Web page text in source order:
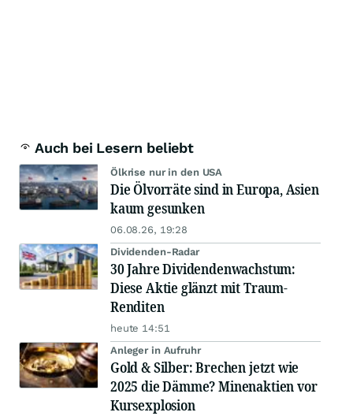
Auch bei Lesern beliebt
Ölkrise nur in den USA
Die Ölvorräte sind in Europa, Asien
kaum gesunken
06.08.26, 19:28
Dividenden-Radar
30 Jahre Dividendenwachstum:
Diese Aktie glänzt mit Traum-
Renditen
heute 14:51
Anleger in Aufruhr
Gold & Silber: Brechen jetzt wie
2025 die Dämme? Minenaktien vor
Kursexplosion